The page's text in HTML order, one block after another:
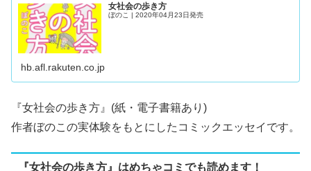
女社会の歩き方
ぼのこ | 2020年04月23日発売
hb.afl.rakuten.co.jp
『女社会の歩き方 』(紙・電子書籍あり)
作者ぼのこの実体験をもとにしたコミックエッセイです。
『女社会の歩き方』はめちゃコミでも読めます！